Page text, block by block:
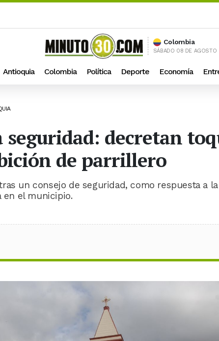
Colombia
SÁBADO 08 DE AGOSTO
Antioquia Colombia Política Deporte Economía
decretan
de parrillero
un consejo de seguridad, como respuesta a la
en el municipio.